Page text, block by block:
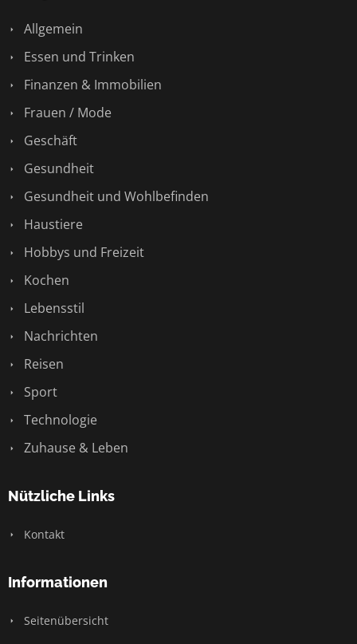
Allgemein
Essen und Trinken
Finanzen & Immobilien
Frauen / Mode
Geschäft
Gesundheit
Gesundheit und Wohlbefinden
Haustiere
Hobbys und Freizeit
Kochen
Lebensstil
Nachrichten
Reisen
Sport
Technologie
Zuhause & Leben
Nützliche Links
Kontakt
Informationen
Seitenübersicht